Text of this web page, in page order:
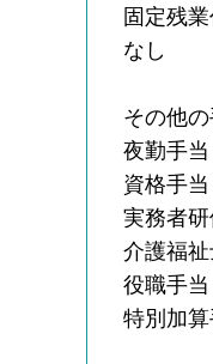
固定残業
なし
その他の
夜勤手
資格手
実務者
介護福
役職手
特別加